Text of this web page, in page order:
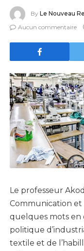
By Le Nouveau
Aucun commentaire
Le professeur
Communication et
quelques mots en
politique
textile et de